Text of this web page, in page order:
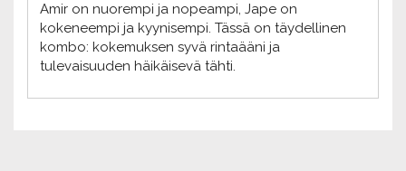
Amir on nuorempi ja nopeampi, Jape on
kokeneempi ja kyynisempi. Tässä on täydellinen
kombo: kokemuksen syvä rintaääni ja
tulevaisuuden häikäisevä tähti.